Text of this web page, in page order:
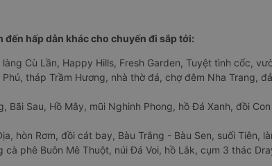
đến hấp dẫn khác cho chuyến đi sắp tới:
Cù Lần, Happy Hills, Fresh Garden, Tuyệt tình cốc,
Phú, tháp Trầm Hương, nhà thờ đá, chợ đêm Nha Trang,
Bãi Sau, Hồ Mây, mũi Nghinh Phong, hồ Đá Xanh, đồi
hòn Rơm, đồi cát bay, Bàu Trắng - Bàu Sen, suối Tiên,
cà phê Buôn Mê Thuột, núi Đá Voi, hồ Lắk, cụm 3 thác